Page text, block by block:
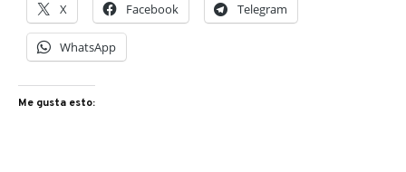
X Facebook Telegram
WhatsApp
Me gusta esto: